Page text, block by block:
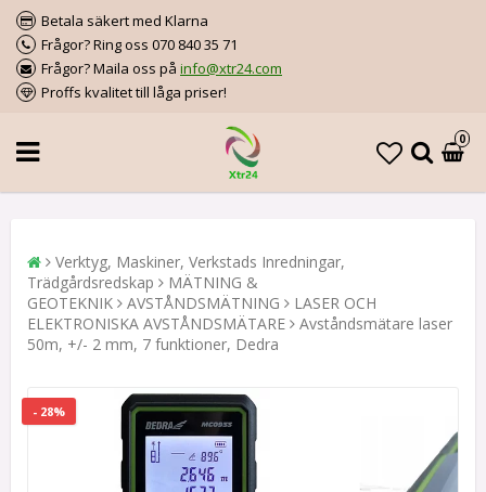
Betala säkert med Klarna
Frågor? Ring oss 070 840 35 71
Frågor? Maila oss på info@xtr24.com
Proffs kvalitet till låga priser!
0
Verktyg, Maskiner, Verkstads Inredningar,
Trädgårdsredskap
MÄTNING &
GEOTEKNIK
AVSTÅNDSMÄTNING
LASER OCH
ELEKTRONISKA AVSTÅNDSMÄTARE
Avståndsmätare laser
50m, +/- 2 mm, 7 funktioner, Dedra
- 28%